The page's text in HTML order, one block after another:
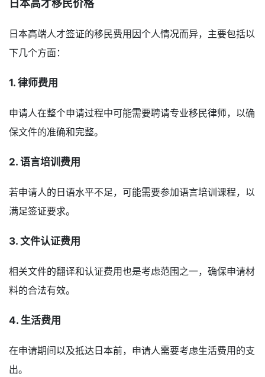
日本高才移民价格
日本高端人才签证的移民费用因个人情况而异，主要包括以
下几个方面：
1. 律师费用
申请人在整个申请过程中可能需要聘请专业移民律师，以确
保文件的准确和完整。
2. 语言培训费用
若申请人的日语水平不足，可能需要参加语言培训课程，以
满足签证要求。
3. 文件认证费用
相关文件的翻译和认证费用也是考虑范围之一，确保申请材
料的合法有效。
4. 生活费用
在申请期间以及抵达日本前，申请人需要考虑生活费用的支
出。